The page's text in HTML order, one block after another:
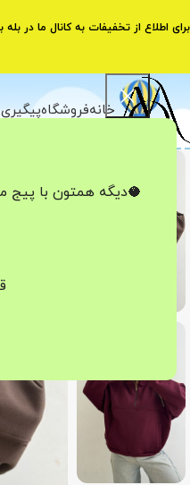
🥥دیگه همتون با پیج
خانهفروشگاه
اتمام موجودی
برای اطلاع از تخفیفات به کانال ما در بله